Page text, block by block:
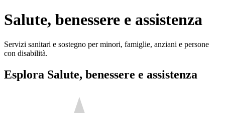
Salute, benessere e assistenza
Servizi sanitari e sostegno per minori, famiglie, anziani e persone
con disabilità.
Esplora Salute, benessere e assistenza